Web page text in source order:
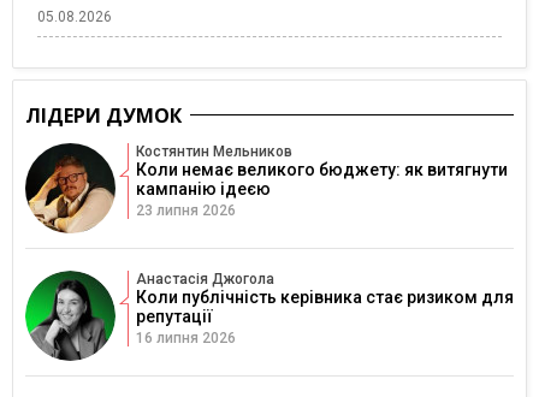
05.08.2026
ЛІДЕРИ ДУМОК
Костянтин Мельников
Коли немає великого бюджету: як витягнути
кампанію ідеєю
23 липня 2026
Анастасія Джогола
Коли публічність керівника стає ризиком для
репутації
16 липня 2026